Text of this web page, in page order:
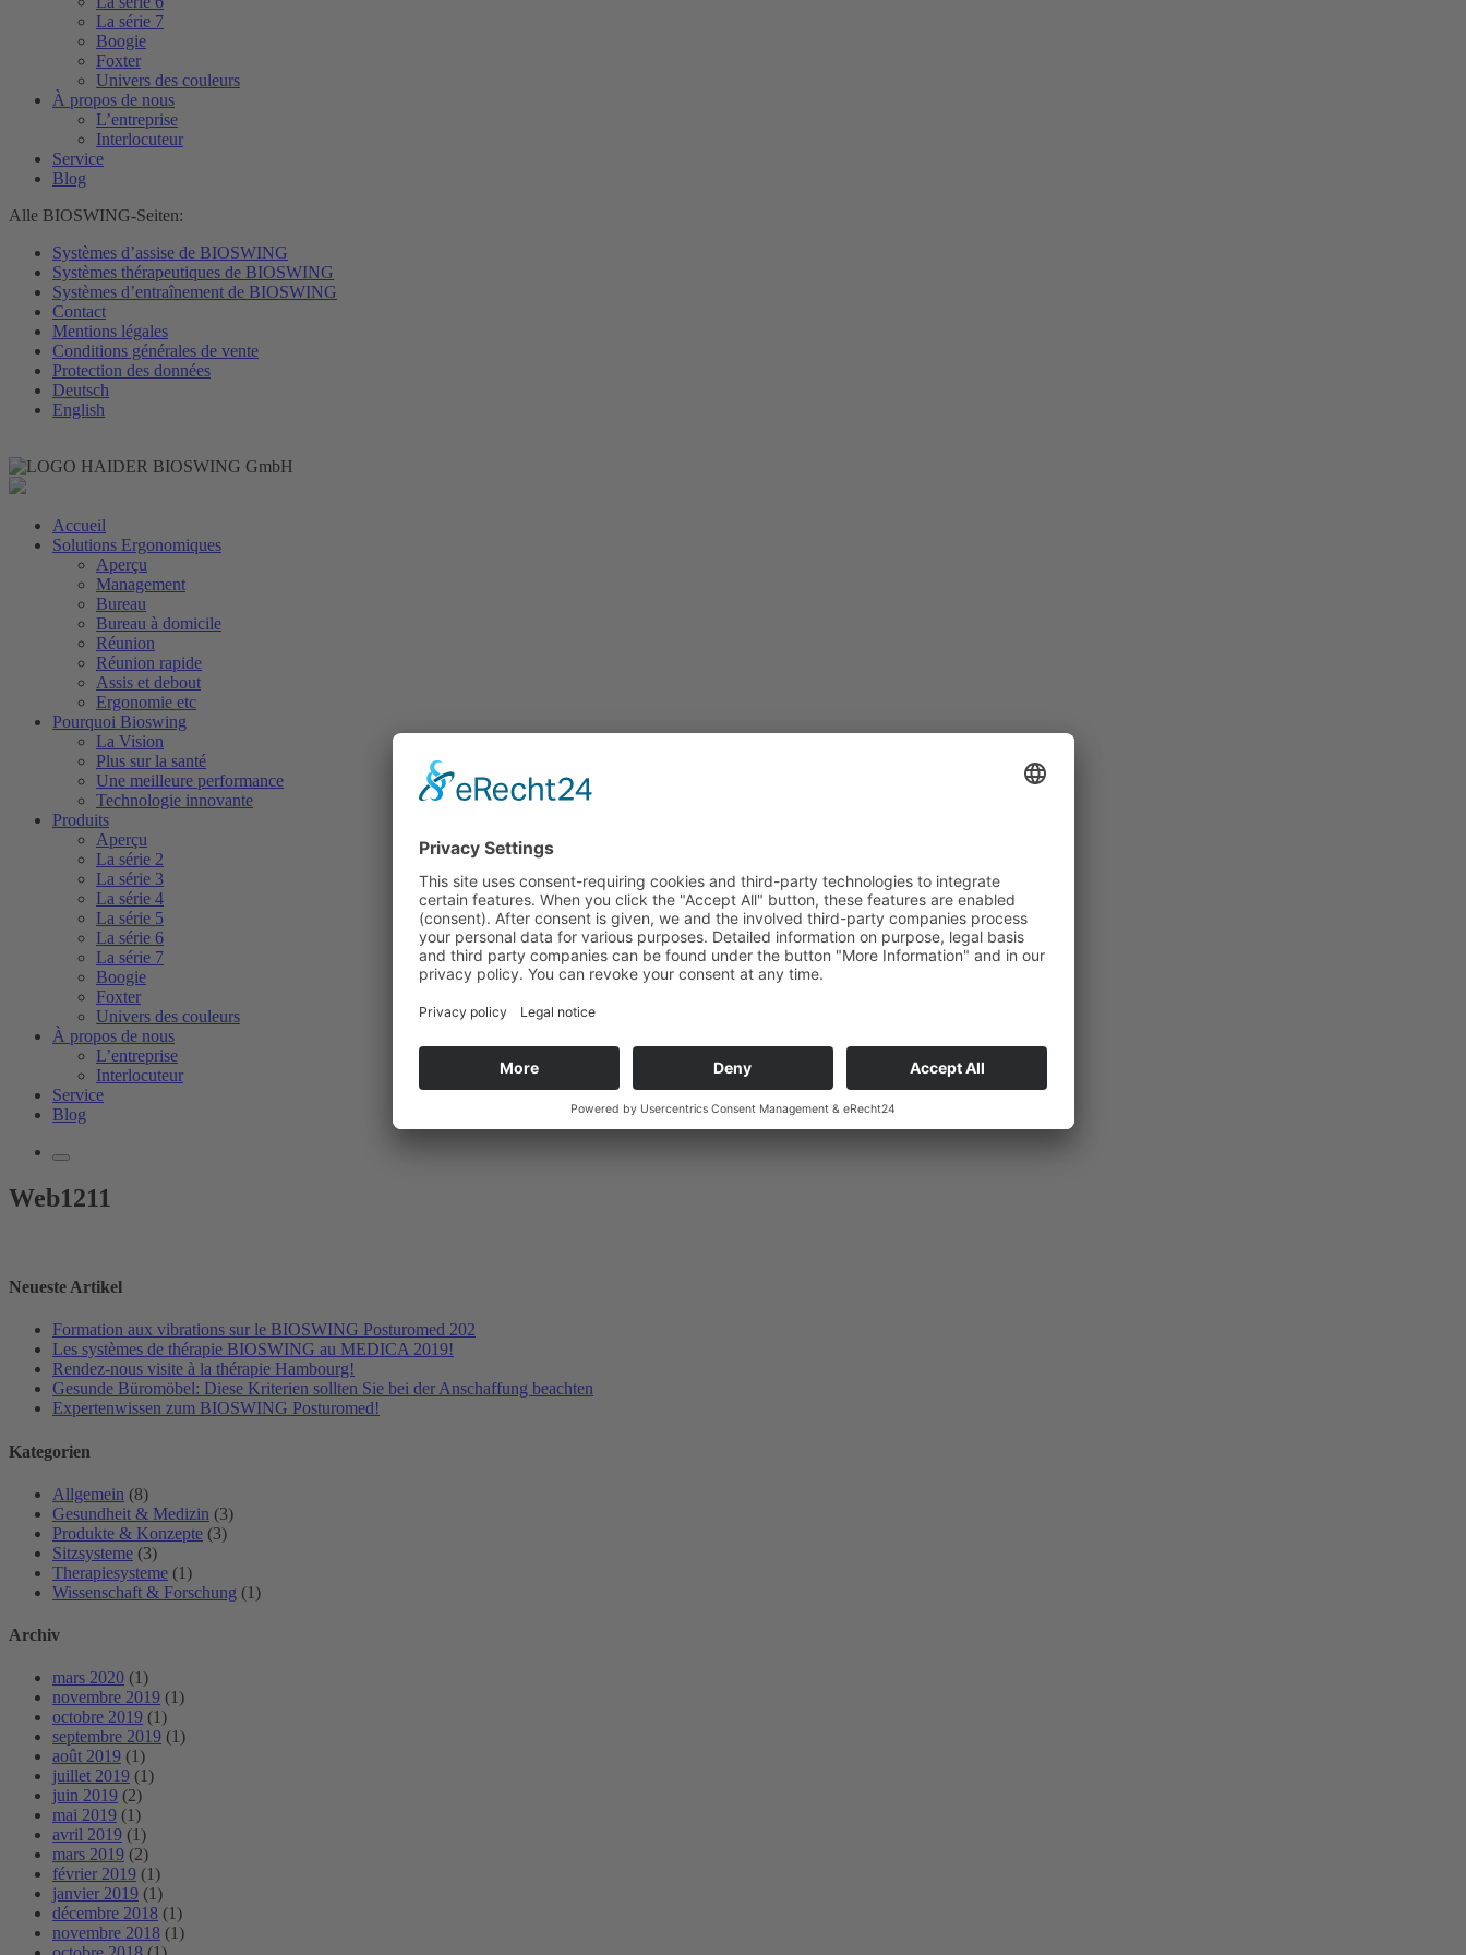
La série 7
Boogie
Foxter
Univers des couleurs
À propos de nous
L’entreprise
Interlocuteur
Service
Blog
Alle BIOSWING-Seiten:
Systèmes d’assise de BIOSWING
Systèmes thérapeutiques de BIOSWING
Systèmes d’entraînement de BIOSWING
Contact
Mentions légales
Conditions générales de vente
Protection des données
Deutsch
English
Accueil
Solutions Ergonomiques
Aperçu
Management
Bureau
Bureau à domicile
Réunion
Réunion rapide
Assis et debout
Ergonomie etc
Pourquoi Bioswing
La Vision
Plus sur la santé
Une meilleure performance
Technologie innovante
Produits
Aperçu
La série 2
La série 3
La série 4
La série 5
La série 6
La série 7
Boogie
Foxter
Univers des couleurs
À propos de nous
L’entreprise
Interlocuteur
Service
Blog
Web1211
Neueste Artikel
Formation aux vibrations sur le BIOSWING Posturomed 202
Les systèmes de thérapie BIOSWING au MEDICA 2019!
Rendez-nous visite à la thérapie Hambourg!
Gesunde Büromöbel: Diese Kriterien sollten Sie bei der Anschaffung beachten
Expertenwissen zum BIOSWING Posturomed!
Kategorien
Allgemein (8)
Gesundheit & Medizin (3)
Produkte & Konzepte (3)
Sitzsysteme (3)
Therapiesysteme (1)
Wissenschaft & Forschung (1)
Archiv
mars 2020 (1)
novembre 2019 (1)
octobre 2019 (1)
septembre 2019 (1)
août 2019 (1)
juillet 2019 (1)
juin 2019 (2)
mai 2019 (1)
avril 2019 (1)
mars 2019 (2)
février 2019 (1)
janvier 2019 (1)
décembre 2018 (1)
novembre 2018 (1)